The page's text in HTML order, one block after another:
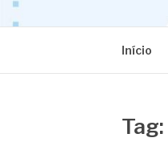
Início
Tag: